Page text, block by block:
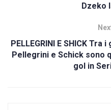
Dzeko
PELLEGRINI E SHICK
Pellegrini e Schick sono
gol in